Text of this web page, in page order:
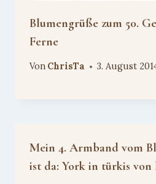
Blumengrüße zum 50.
Ferne
Von ChrisTa 3. August
Mein 4. Armband vom
ist da: York in türkis